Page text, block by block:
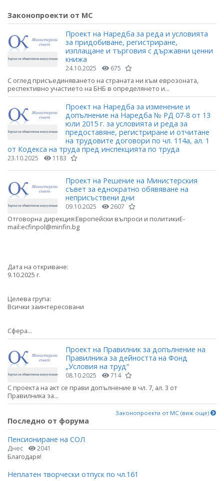
Законопроекти от МС
Проект на Наредба за реда и условията
за придобиване, регистриране,
изплащане и търговия с държавни ценни
книжа
24.10.2025 675
С оглед присъединяването на страната ни към еврозоната,
респективно участието на БНБ в определянето и...
Проект на Наредба за изменение и
допълнение на Наредба № РД 07-8 от 13
юли 2015 г. за условията и реда за
предоставяне, регистриране и отчитане
на трудовите договори по чл. 114а, ал. 1
от Кодекса на труда пред инспекцията по труда
23.10.2025 1183
Проект на Решение на Министерския
съвет за еднократно обявяване на
неприсъствени дни
09.10.2025 2607
Отговорна дирекция:Европейски въпроси и политикиE-
mail:ecfinpol@minfin.bg
Дата на откриване:
9.10.2025 г.
Целева група:
Всички заинтересовани
Сфера...
Проект на Правилник за допълнение на
Правилника за дейността на Фонд
„Условия на труд“
08.10.2025 714
С проекта на акт се прави допълнение в чл. 7, ал. 3 от
Правилника за...
Законопроекти от МС (виж още)
Последно от форума
Пенсиониране на СОЛ
Днес 2041
Благодаря!
Неплатен творчески отпуск по чл.161